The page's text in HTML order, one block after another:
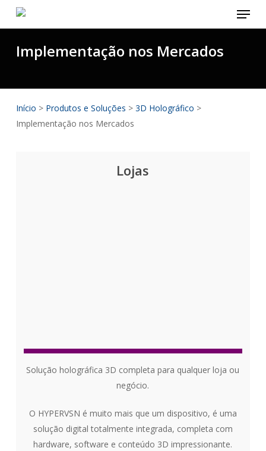
content
Menu
Implementação nos Mercados
Início > Produtos e Soluções > 3D Holográfico >
Implementação nos Mercados
Lojas
Solução holográfica 3D completa para qualquer loja ou
negócio.
O HYPERVSN é muito mais que um dispositivo, é uma
solução digital totalmente integrada, completa com
hardware, software e conteúdo 3D impressionante.